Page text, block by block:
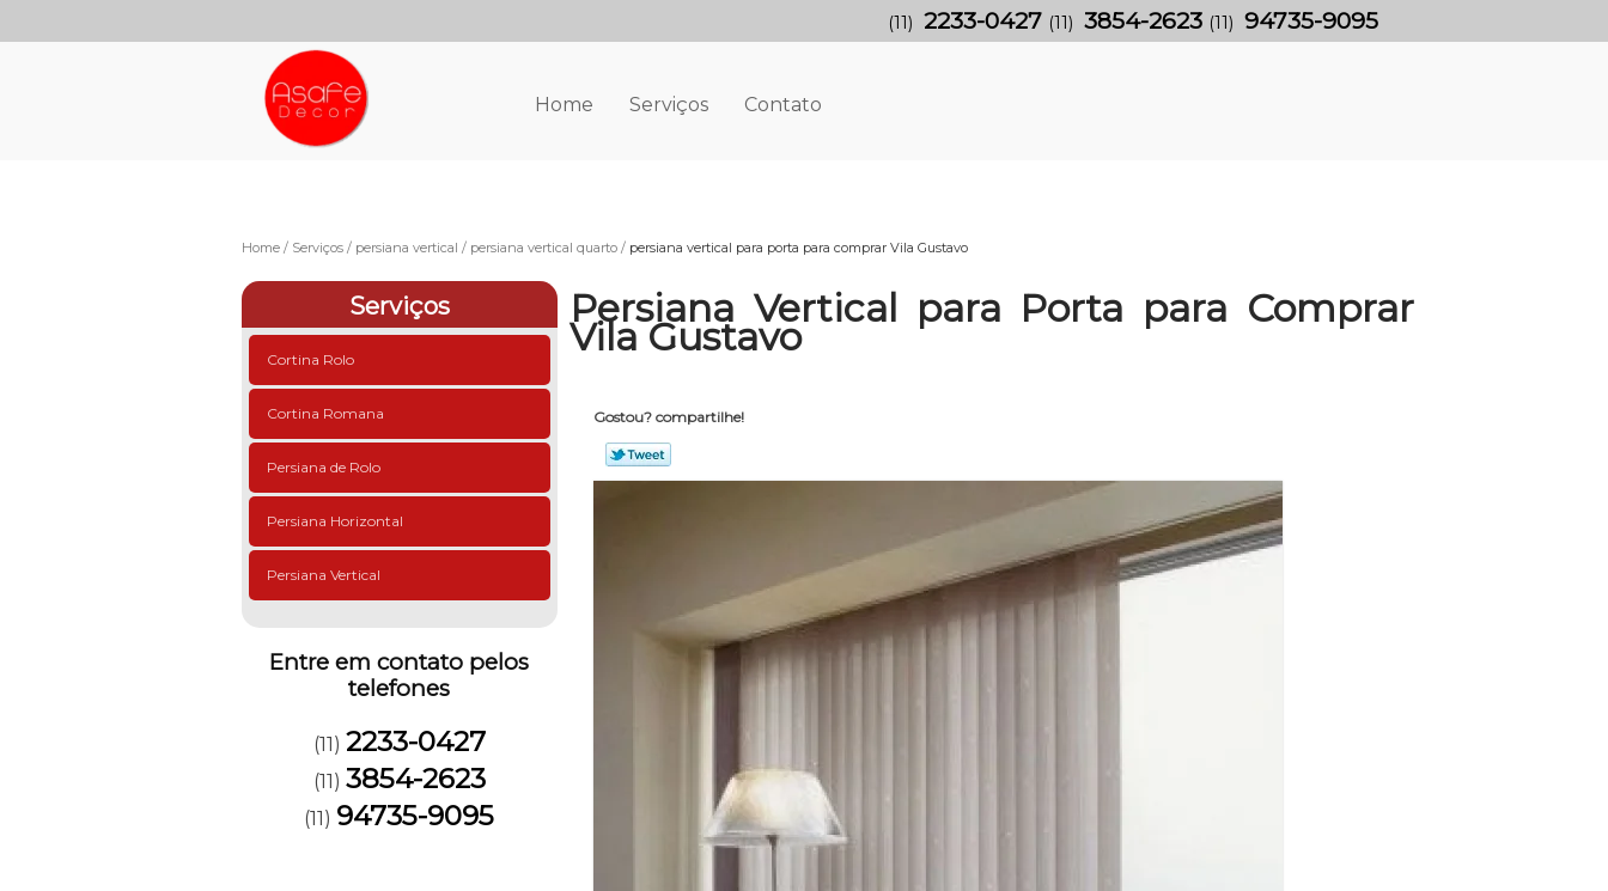
Home Serviços Contato
(11) 2233-0427 (11) 3854-2623 (11) 94735-9095
Home Serviços persiana vertical persiana vertical quarto persiana vertical para porta para comprar Vila Gustavo
Serviços
Cortina Rolo
Cortina Romana
Persiana de Rolo
Persiana Horizontal
Persiana Vertical
Entre em contato pelos
telefones
(11) 2233-0427
(11) 3854-2623
(11) 94735-9095
Persiana Vertical para Porta para Comprar
Vila Gustavo
Gostou? compartilhe!